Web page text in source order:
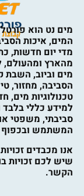
מים נט הוא
המים, איכות
מדי יום חדשות,
מהארץ ומהעולם,
מים וביוב, השבת
הסביבה, מחזור,
טכנולוגיות מים,
למידע כללי בלבד
סביבתי, משפטי
המשתמש ובכפוף
אנו מכבדים
שיש לכם זכויות
הקשר.